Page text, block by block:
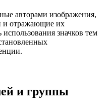
авторами изображения,
и отражающие их
значков тем
и группы